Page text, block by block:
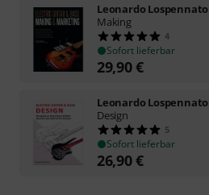
Leonardo Lospennato
Making
4
Sofort lieferbar
29,90€
Leonardo Lospennato
Design
5
Sofort lieferbar
26,90€